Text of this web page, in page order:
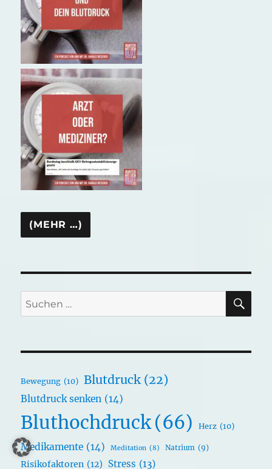
Suchen
nach:
Bewegung (10) Blutdruck (22)
Blutdruck senken (14)
Bluthochdruck(66) Herz (10)
Medikamente (14) Meditation (8) Natrium (9)
Risikofaktoren (12) Stress (13)